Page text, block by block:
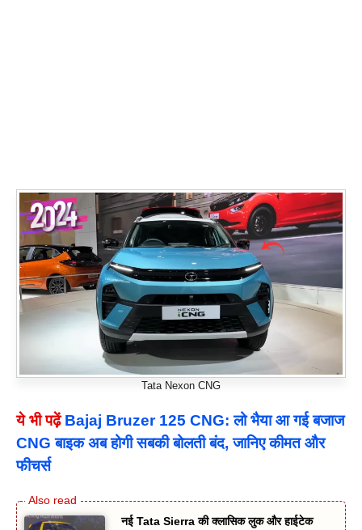
Tata Nexon CNG
ये भी पढ़ें Bajaj Bruzer 125 CNG: लो भैया आ गई बजाज
CNG बाइक अब होगी सबकी बोलती बंद, जानिए कीमत और
फीचर्स
नई Tata Sierra की क्लासिक लुक और हाईटेक